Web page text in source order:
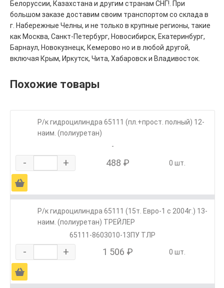
Белоруссии, Казахстана и другим странам СНГ!. При
большом заказе доставим своим транспортом со склада в
г. Набережные Челны, и не только в крупные регионы, такие
как Москва, Санкт-Петербург, Новосибирск, Екатеринбург,
Барнаул, Новокузнецк, Кемерово но и в любой другой,
включая Крым, Иркутск, Чита, Хабаровск и Владивосток.
Похожие товары
Р/к гидроцилиндра 65111 (пл.+прост. полный) 12-
наим. (полиуретан)
-
- + 488 ₽ 0 шт.
Ä
Р/к гидроцилиндра 65111 (15т. Евро-1 с 2004г.) 13-
наим. (полиуретан) ТРЕЙЛЕР
65111-8603010-13ПУ ТЛР
- + 1 506 ₽ 0 шт.
Ä